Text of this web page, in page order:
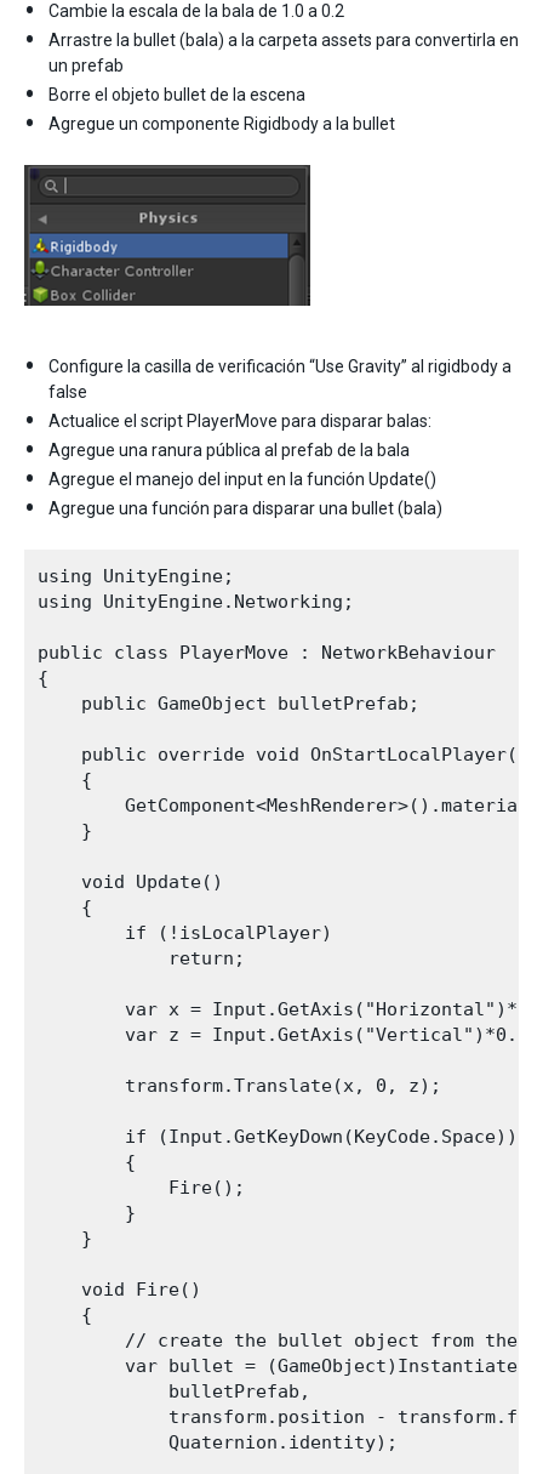
Cambie la escala de la bala de 1.0 a 0.2
Arrastre la bullet (bala) a la carpeta assets para convertirla en
un prefab
Borre el objeto bullet de la escena
Agregue un componente Rigidbody a la bullet
Configure la casilla de verificación “Use Gravity” al rigidbody a
false
Actualice el script PlayerMove para disparar balas:
Agregue una ranura pública al prefab de la bala
Agregue el manejo del input en la función Update()
Agregue una función para disparar una bullet (bala)
using UnityEngine;
using UnityEngine.Networking;
public class PlayerMove : NetworkBehaviour
{
    public GameObject bulletPrefab;
    public override void OnStartLocalPlayer()
    {
    }
    void Update()
    {
        if (!isLocalPlayer)
            return;
var x =
var z =
        transform.Translate(x, 0, z);
        if (Input.GetKeyDown(KeyCode.Space))
        {
            Fire();
        }
    }
    void Fire()
    {
// create the bullet object from the
        var bullet = (GameObject)Instantiate(
            bulletPrefab,
transform.position -
            Quaternion.identity);